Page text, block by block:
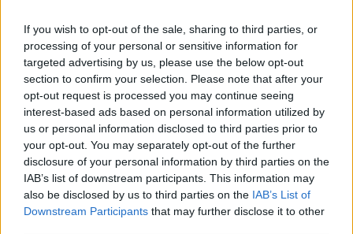
If you wish to opt-out of the sale, sharing to third parties, or
processing of your personal or sensitive information for
targeted advertising by us, please use the below opt-out
section to confirm your selection. Please note that after your
opt-out request is processed you may continue seeing
interest-based ads based on personal information utilized by
us or personal information disclosed to third parties prior to
your opt-out. You may separately opt-out of the further
disclosure of your personal information by third parties on the
IAB’s list of downstream participants. This information may
also be disclosed by us to third parties on the IAB’s List of
Downstream Participants that may further disclose it to other
T. Barnett: Gyilkosság a Garda-tónál 12.
rész
T. szereti a fiatal lányokat 13. rész
Minka 10. rész